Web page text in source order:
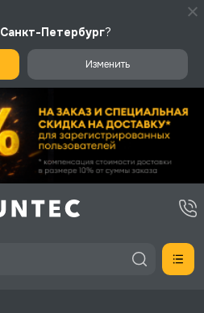
Санкт-Петербург?
Изменить